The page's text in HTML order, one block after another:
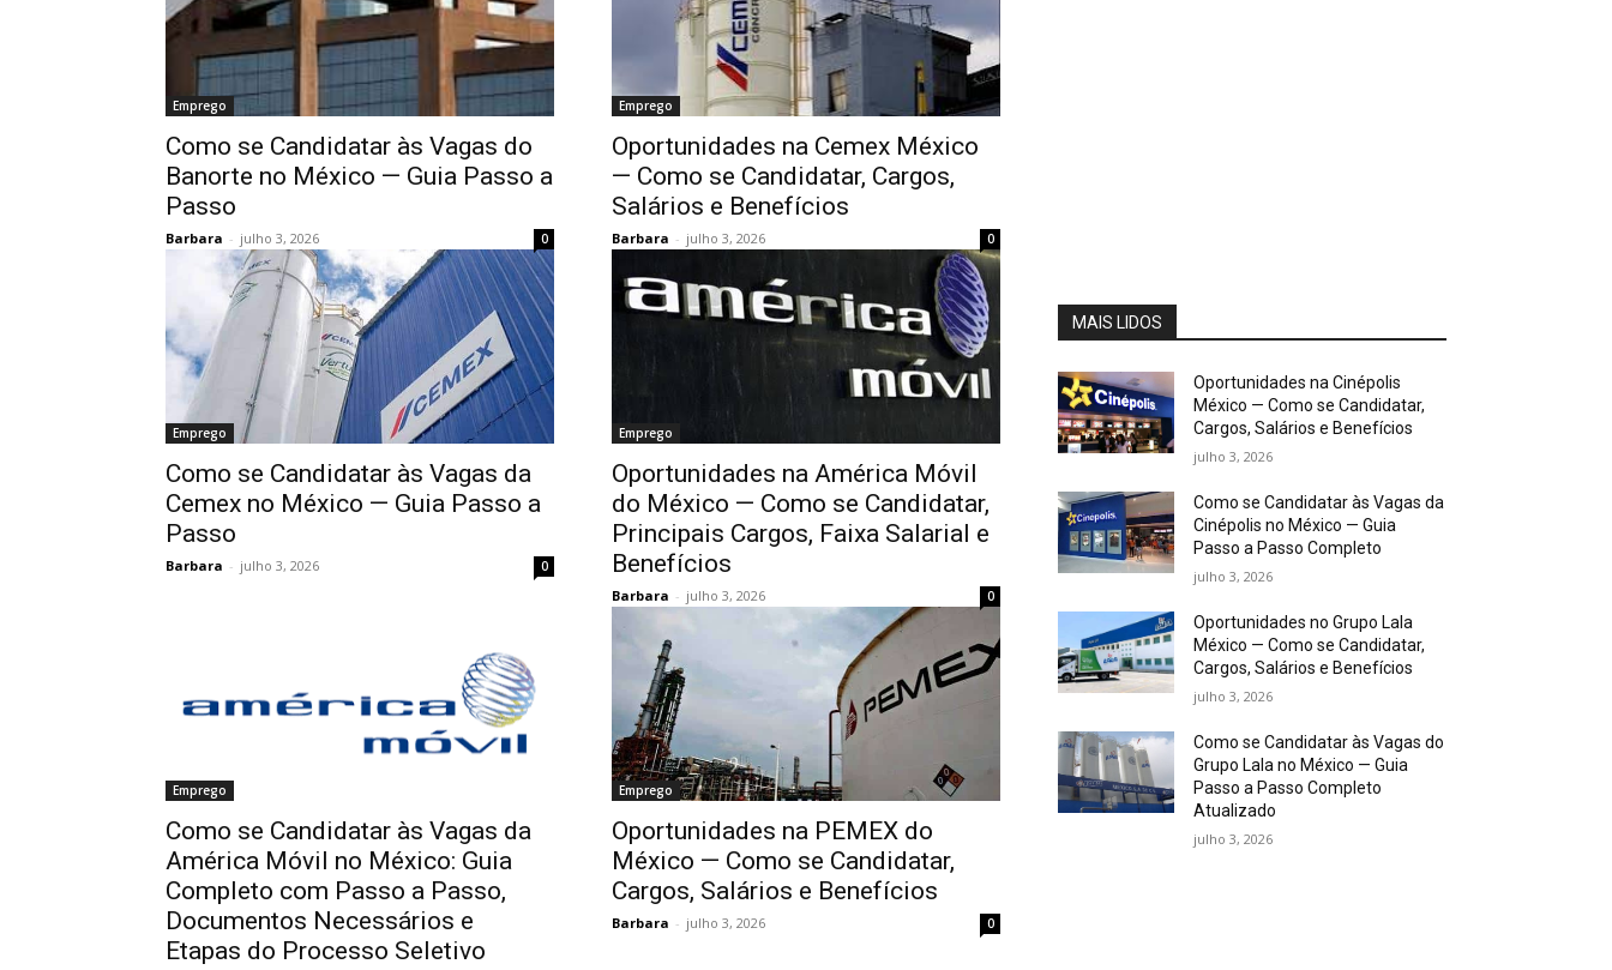
Emprego
Como se Candidatar às Vagas do
Banorte no México — Guia Passo a
Passo
Barbara - julho 3, 2026 0
Emprego
Oportunidades na Cemex México
— Como se Candidatar, Cargos,
Salários e Benefícios
Barbara - julho 3, 2026 0
Emprego
Como se Candidatar às Vagas da
Cemex no México — Guia Passo a
Passo
Barbara - julho 3, 2026 0
Emprego
Oportunidades na América Móvil
do México — Como se Candidatar,
Principais Cargos, Faixa Salarial e
Benefícios
Barbara - julho 3, 2026 0
Emprego
Como se Candidatar às Vagas da
América Móvil no México: Guia
Completo com Passo a Passo,
Documentos Necessários e
Etapas do Processo Seletivo
Emprego
Oportunidades na PEMEX do
México — Como se Candidatar,
Cargos, Salários e Benefícios
Barbara - julho 3, 2026 0
MAIS LIDOS
Oportunidades na Cinépolis
México — Como se Candidatar,
Cargos, Salários e Benefícios
julho 3, 2026
Como se Candidatar às Vagas da
Cinépolis no México — Guia
Passo a Passo Completo
julho 3, 2026
Oportunidades no Grupo Lala
México — Como se Candidatar,
Cargos, Salários e Benefícios
julho 3, 2026
Como se Candidatar às Vagas do
Grupo Lala no México — Guia
Passo a Passo Completo
Atualizado
julho 3, 2026